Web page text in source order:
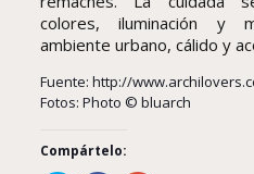
colores, iluminación y
ambiente urbano, cálido y
Fuente: http://
Fotos: Photo © bluarch
Compártelo: